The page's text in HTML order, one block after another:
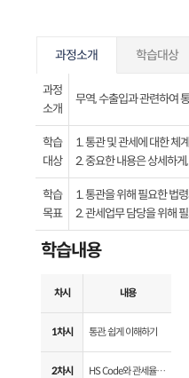
과정소개 학습대상
과정
소개
무역, 수출입과 관련하여
학습
대상
1. 통관 및 관세에 대한 체
2. 중요한 내용은 상세하
학습
목표
1. 통관을 위해 필요한 법
2. 관세업무 담당을 위해
학습내용
차시 내용
1차시 통관, 쉽게 이해하기
2차시 HS Code와 관세율이란